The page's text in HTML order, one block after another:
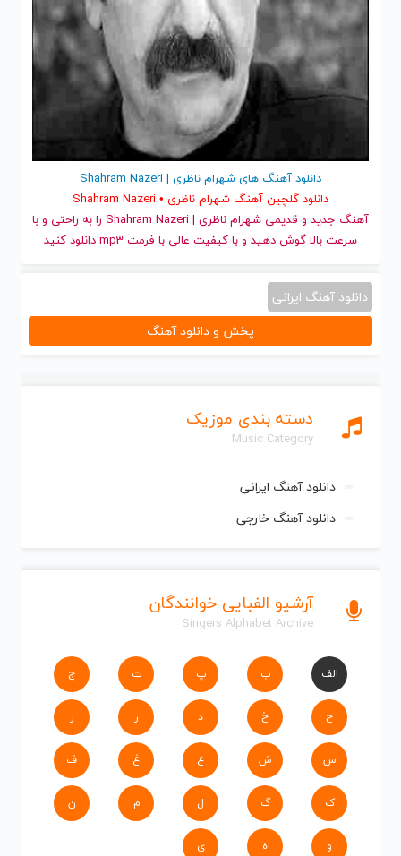
دسته بندی موزیک
Music Category
دانلود آهنگ ایرانی
دانلود آهنگ خارجی
آرشیو الفبایی خوانندگان
Singers Alphabet Archive
الف ب پ ت ج
ح خ د ر ز
س ش ع غ ف
ک گ ل م ن
و ه ی
دانلود آهنگ های شهرام ناظری | Shahram Nazeri
دانلود گلچین آهنگ شهرام ناظری • Shahram Nazeri
آهنگ جدید
و قدیمی شهرام ناظری | Shahram Nazeri را به راحتی و با
سرعت بالا گوش دهید و با کیفیت عالی با فرمت mp3 دانلود کنید
دانلود آهنگ ایرانی
پخش و دانلود آهنگ